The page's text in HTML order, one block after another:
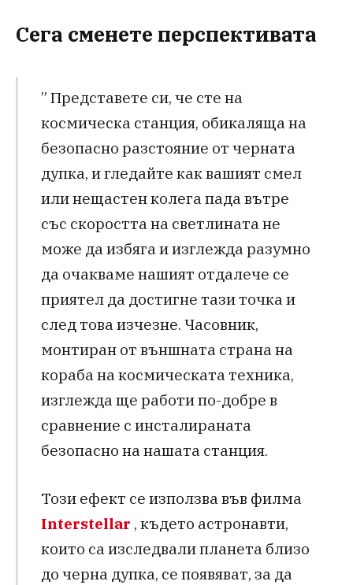
Сега сменете перспективата
” Представете си, че сте на
космическа станция, обикаляща на
безопасно разстояние от черната
дупка, и гледайте как вашият смел
или нещастен колега пада вътре
със скоростта на светлината не
може да избяга и изглежда разумно
да очакваме нашият отдалече се
приятел да достигне тази точка и
след това изчезне. Часовник,
монтиран от външната страна на
кораба на космическата техника,
изглежда ще работи по-добре в
сравнение с инсталираната
безопасно на нашата станция.
Този ефект се използва във филма
Interstellar , където астронавти,
които са изследвали планета близо
до черна дупка, се появяват, за да